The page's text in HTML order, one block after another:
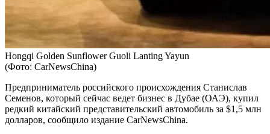
Hongqi Golden Sunflower Guoli Lanting Yayun
(Фото: CarNewsChina)
Предприниматель российского происхождения Станислав
Семенов, который сейчас ведет бизнес в Дубае (ОАЭ), купил
редкий китайский представительский автомобиль за $1,5 млн
долларов, сообщило издание CarNewsChina.